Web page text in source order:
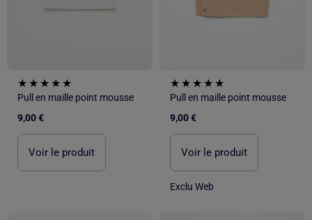
Pull en maille point mousse
9,00 €
Voir le produit
Pull en maille point mousse
9,00 €
Voir le produit
Exclu Web